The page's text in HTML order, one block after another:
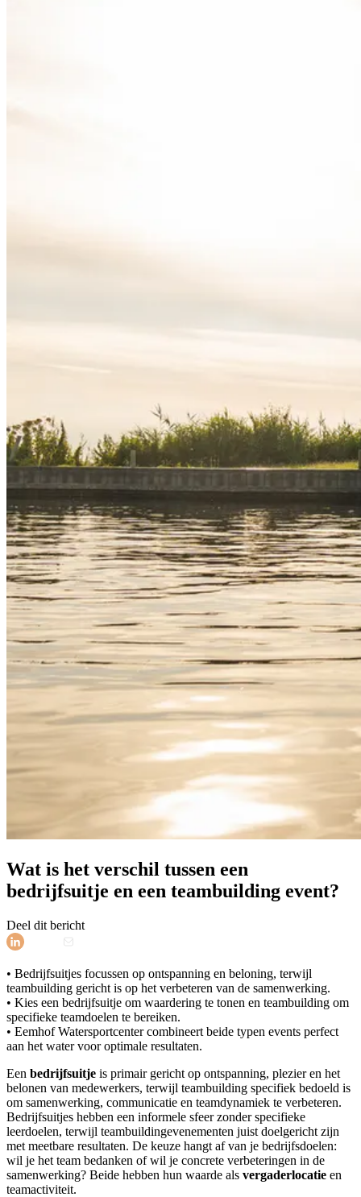
Wat is het verschil tussen een
bedrijfsuitje en een teambuilding event?
Deel dit bericht
• Bedrijfsuitjes focussen op ontspanning en beloning, terwijl
teambuilding gericht is op het verbeteren van de samenwerking.
• Kies een bedrijfsuitje om waardering te tonen en teambuilding om
specifieke teamdoelen te bereiken.
• Eemhof Watersportcenter combineert beide typen events perfect
aan het water voor optimale resultaten.
Een bedrijfsuitje is primair gericht op ontspanning, plezier en het
belonen van medewerkers, terwijl teambuilding specifiek bedoeld is
om samenwerking, communicatie en teamdynamiek te verbeteren.
Bedrijfsuitjes hebben een informele sfeer zonder specifieke
leerdoelen, terwijl teambuildingevenementen juist doelgericht zijn
met meetbare resultaten. De keuze hangt af van je bedrijfsdoelen:
wil je het team bedanken of wil je concrete verbeteringen in de
samenwerking? Beide hebben hun waarde als vergaderlocatie en
teamactiviteit.